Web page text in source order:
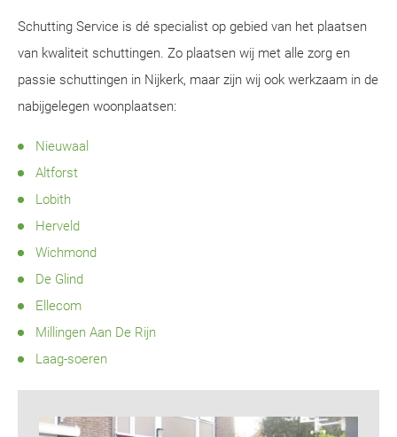
Schutting Service is dé specialist op gebied van het plaatsen
van kwaliteit schuttingen. Zo plaatsen wij met alle zorg en
passie schuttingen in Nijkerk, maar zijn wij ook werkzaam in de
nabijgelegen woonplaatsen:
Nieuwaal
Altforst
Lobith
Herveld
Wichmond
De Glind
Ellecom
Millingen Aan De Rijn
Laag-soeren